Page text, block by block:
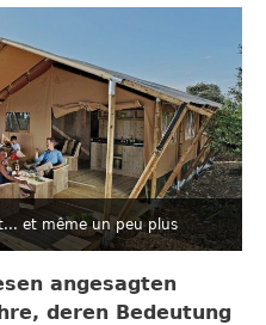
et même un peu plus
angesagten
deren Bedeutung